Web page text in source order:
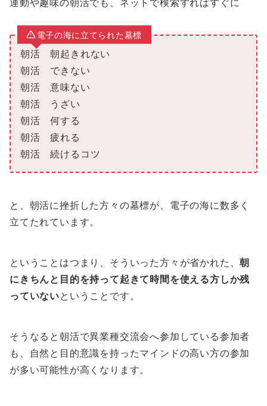
電子の海に立てられた墓標
朝活 朝起きれない
朝活 できない
朝活 意味ない
朝活 うざい
朝活 何する
朝活 疲れる
朝活 続けるコツ
と、朝活に挫折した方々の墓標が、電子の海に数多く
立てたれています。
ということはつまり、そういった方々が省かれた、朝
にきちんと目的を持って起きて時間を使える方しか残
っていないということです。
そうなると朝活で異業種交流会へ参加している参加者
も、自然と目的意識を持ったマインドの高い方の参加
が多い可能性が高くなります。